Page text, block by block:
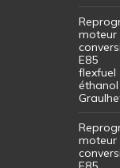
moteur
E85
flexfuel
éthanol
moteur